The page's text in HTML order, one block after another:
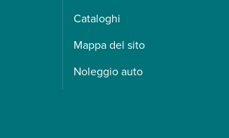
Cataloghi
Mappa del sito
Noleggio auto